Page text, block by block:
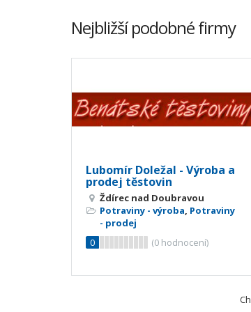
Nejbližší podobné firmy
Lubomír Doležal - Výroba a
prodej těstovin
Ždírec nad Doubravou
Potraviny - výroba, Potraviny
- prodej
0
(0 hodnocení)